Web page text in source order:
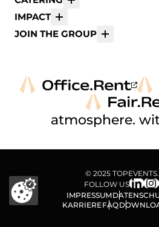
IMPACT
JOIN THE GROUP
atmosphere.
© 2025
FOLLOW US
IMPRESSUM
KARRIEREFAQ